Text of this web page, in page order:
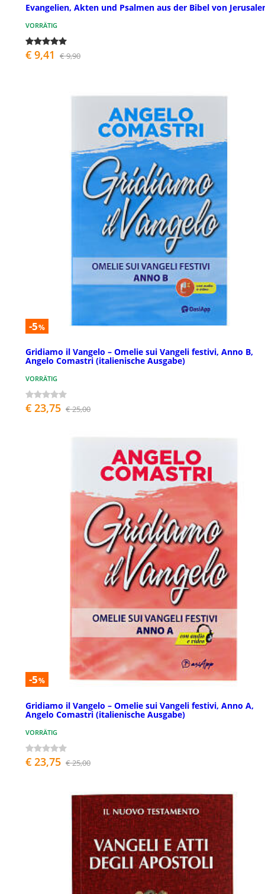
Evangelien, Akten und Psalmen aus der Bibel von
VORRÄTIG
€ 9,41 € 9,90
-5%
Gridiamo il Vangelo – Omelie sui Vangeli festivi, Anno B,
Angelo Comastri (italienische Ausgabe)
VORRÄTIG
€ 23,75 € 25,00
-5%
Gridiamo il Vangelo – Omelie sui Vangeli festivi, Anno A,
Angelo Comastri (italienische Ausgabe)
VORRÄTIG
€ 23,75 € 25,00